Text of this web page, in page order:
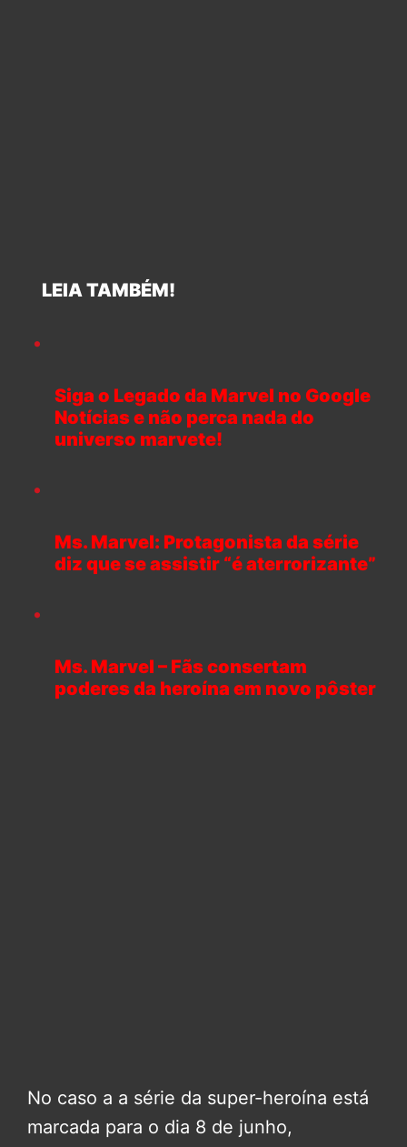
LEIA TAMBÉM!
Siga o Legado da Marvel no Google
Notícias e não perca nada do
universo marvete!
Ms. Marvel: Protagonista da série
diz que se assistir “é aterrorizante”
Ms. Marvel – Fãs consertam
poderes da heroína em novo pôster
No caso a a série da super-heroína está
marcada para o dia 8 de junho,